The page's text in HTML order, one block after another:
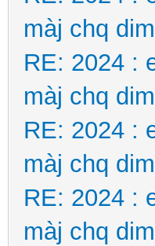
màj chq
RE: 2024 :
màj chq
RE: 2024 :
màj chq
RE: 2024 :
màj chq